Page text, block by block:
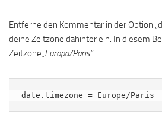
Entferne den Kommentar in der Option
deine Zeitzone dahinter ein. In diesem
Zeitzone„Europa/Paris“.
date.timezone = Europe/Paris